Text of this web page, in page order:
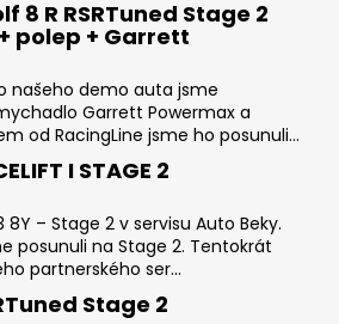
8 R RSRTuned Stage 2
polep + Garrett
našeho demo auta jsme
Garrett Powermax a
od RacingLine jsme ho posunuli...
I STAGE 2
8Y – Stage 2 v servisu Auto Beky.
posunuli na Stage 2. Tentokrát
partnerského ser...
Stage 2